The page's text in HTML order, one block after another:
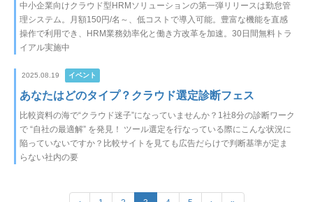
中小企業向けクラウド型HRMソリューションの第一弾リリースは勤怠管
理システム。月額150円/名～、低コストで導入可能。豊富な機能を直感
操作で利用でき、HRM業務効率化と働き方改革を加速。30日間無料トラ
イアル実施中
2025.08.19 イベント
あなたはどのタイプ？クラウド選定診断フェス
比較資料の海で“クラウド迷子”になっていませんか？1社8分の診断ワーク
で “自社の最適解” を発見！ ツール選定を行なっている際にこんな状況に
陥っていないですか？比較サイトを見ても広告だらけで判断基準が定ま
らない社内の要